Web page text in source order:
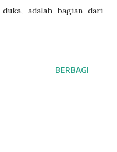
adalah bagian dari
BERBAGI